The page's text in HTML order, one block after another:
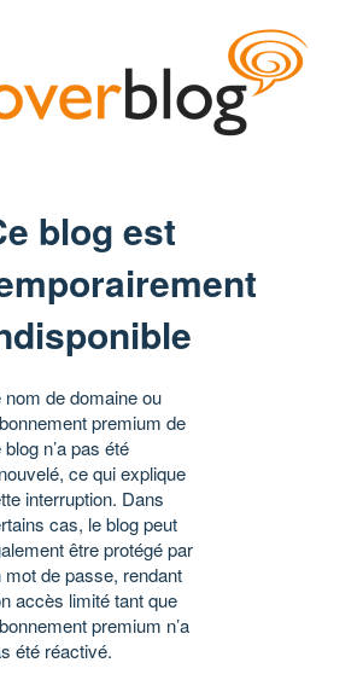
blog est
nom de domaine ou
premium de
n’a pas été
ce qui explique
interruption. Dans
cas, le blog peut
être protégé par
mot de passe, rendant
accès limité tant que
premium n’a
été réactivé.